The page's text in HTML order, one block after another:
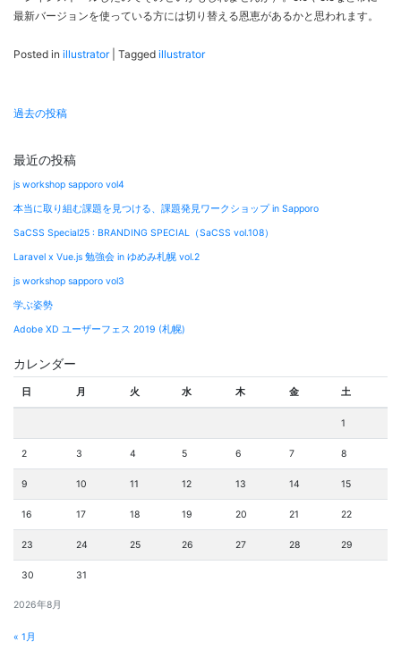
最新バージョンを使っている方には切り替える恩恵があるかと思われます。
Posted in illustrator| Tagged illustrator
投
ナ
ビ
ゲ
ー
シ
ョ
ン
過去の投稿
最近の投稿
js workshop sapporo vol4
本当に取り組む課題を見つける、課題発見ワークショップ in Sapporo
SaCSS Special25 : BRANDING SPECIAL（SaCSS vol.108）
Laravel x Vue.js 勉強会 in ゆめみ札幌 vol.2
js workshop sapporo vol3
学ぶ姿勢
Adobe XD ユーザーフェス 2019 (札幌)
カレンダー
2026年8月
日 月 火 水 木 金 土
1
2 3 4 5 6 7 8
9 10 11 12 13 14 15
16 17 18 19 20 21 22
23 24 25 26 27 28 29
30 31
« 1月